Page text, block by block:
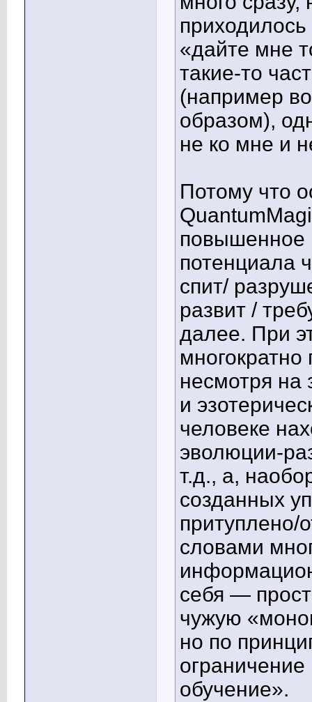
«дайте мне
такие-то
(например
образом),
не ко мне и
Потому что
повышенное
потенциала
спит/
развит /
далее. При
несмотря на
и
человеке
эволюции-
т.д., а,
созданных
притуплено/
словами
себя —
чужую
но по
ограничение
обучение».